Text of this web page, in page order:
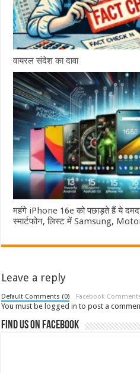
वायरल संदेश का दावा
महंगे iPhone 16e को पछाड़ते हैं ये
स्मार्टफोन, लिस्ट में Samsung,
Leave a reply
Default Comments (0) Facebook
You must be logged in to post a
Find us on Facebook